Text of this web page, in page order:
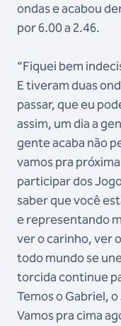
ondas e acabou
por 6.00 a 2.46.
“Fiquei bem
E tiveram duas
passar, que eu
assim, um dia a
gente acaba não
vamos pra
participar dos
saber que você
e representando
ver o carinho, ver
todo mundo se
torcida continue
Temos o Gabriel, o
Vamos pra cima